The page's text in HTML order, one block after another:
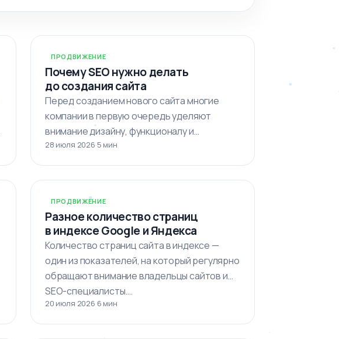
ПРОДВИЖЕНИЕ
Почему SEO нужно делать
до создания сайта
Перед созданием нового сайта многие
компании в первую очередь уделяют
внимание дизайну, функционалу и
визуальной составляющей. Однако важно…
28 июля 2026·5 мин
ПРОДВИЖЕНИЕ
Разное количество страниц
в индексе Google и Яндекса
Количество страниц сайта в индексе —
один из показателей, на который регулярно
обращают внимание владельцы сайтов и
SEO-специалисты.…
20 июля 2026·6 мин